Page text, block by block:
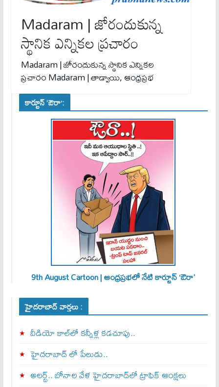
Madaram | జోరందుకున్న
స్థానిక ఎన్నికల ప్రచారం
Madaram | జోరందుకున్న స్థానిక ఎన్నికల
ప్రచారం Madaram | తాడ్వాయి, ఆంధ్రప్రభ
కార్టూన్ ‘ఔరా’:
9th August Cartoon | ఆంధ్రప్రభలో నేటి కార్టూన్ ‘ఔరా’
హైదరాబాద్ వార్తలు :
వీడియో కాల్‌లో కన్నీళ్ల కడచూపు..
హైదరాబాద్ లో పేలుడు..
అలర్ట్‌.. బోనాల వేళ హైదరాబాద్‌లో ట్రాఫిక్‌ ఆంక్షలు